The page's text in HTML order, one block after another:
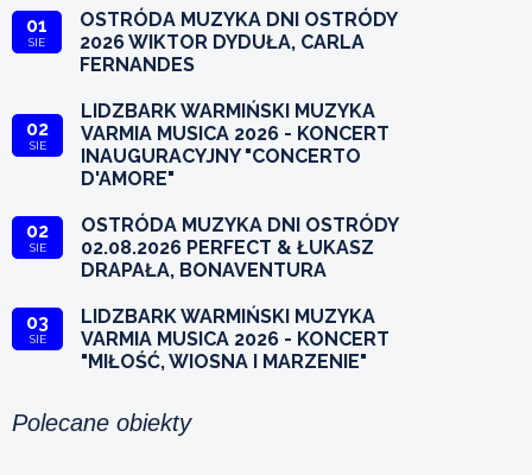
01
SIE
OSTRÓDA MUZYKA DNI OSTRÓDY
2026 WIKTOR DYDUŁA, CARLA
FERNANDES
02
SIE
LIDZBARK WARMIŃSKI MUZYKA
VARMIA MUSICA 2026 - KONCERT
INAUGURACYJNY "CONCERTO
D'AMORE"
02
SIE
OSTRÓDA MUZYKA DNI OSTRÓDY
02.08.2026 PERFECT & ŁUKASZ
DRAPAŁA, BONAVENTURA
03
SIE
LIDZBARK WARMIŃSKI MUZYKA
VARMIA MUSICA 2026 - KONCERT
"MIŁOŚĆ, WIOSNA I MARZENIE"
Polecane obiekty